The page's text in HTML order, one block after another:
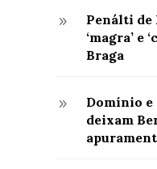
9
Penálti
‘magra’ e
Braga
9
Domínio e
deixam